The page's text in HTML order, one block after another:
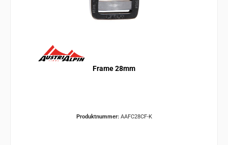
Frame 28mm
Produktnummer: AAFC28CF-K